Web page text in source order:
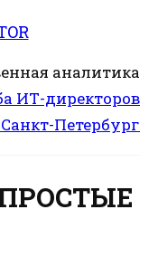
аналитика
ИТ-директоров
Санкт-Петербург